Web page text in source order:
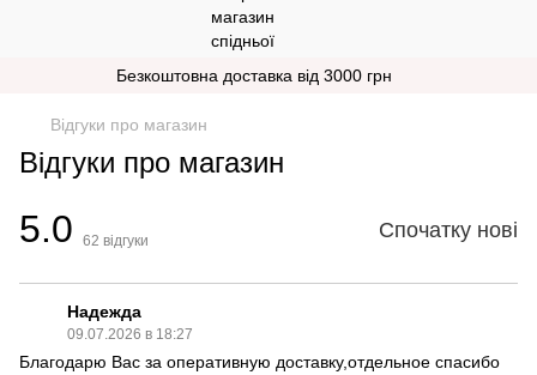
Безкоштовна доставка від 3000 грн
Відгуки про магазин
Відгуки про магазин
5.0 62 відгуки Спочатку нові
Надежда
09.07.2026 в 18:27
Благодарю Вас за оперативную доставку,отдельное спасибо